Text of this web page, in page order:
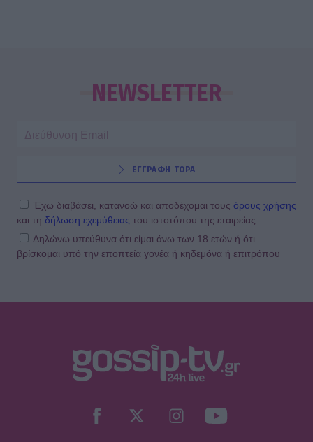
NEWSLETTER
ΕΓΓΡΑΦΗ ΤΩΡΑ
Έχω διαβάσει, κατανοώ και αποδέχομαι τους όρους χρήσης
και τη δήλωση εχεμύθειας του ιστοτόπου της εταιρείας
Δηλώνω υπεύθυνα ότι είμαι άνω των 18 ετών ή ότι
βρίσκομαι υπό την εποπτεία γονέα ή κηδεμόνα ή επιτρόπου